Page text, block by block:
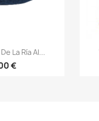
rápida
La Ría Al...
€